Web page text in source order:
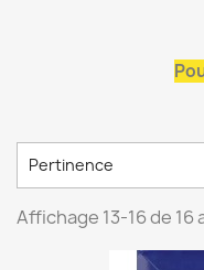
Pertinence
Affichage 13-16 de 16